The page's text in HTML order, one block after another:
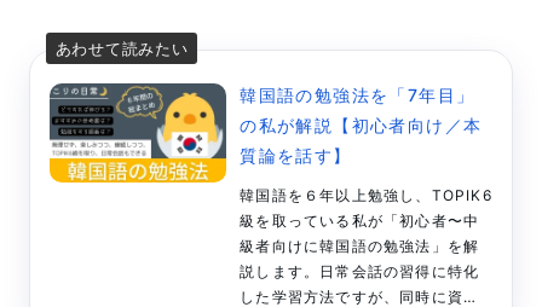
t
e
r
b
o
o
k
o e
r
e
s
t
n
a
L
n
k
韓国語の勉強法を「7年目」
の私が解説【初心者向け／本
質論を話す】
韓国語を６年以上勉強し、TOPIK6
級を取っている私が「初心者〜中
級者向けに韓国語の勉強法」を解
説します。日常会話の習得に特化
した学習方法ですが、同時に資格